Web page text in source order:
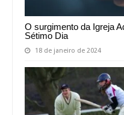
O surgimento da Igreja
Sétimo Dia
18 de janeiro de 2024